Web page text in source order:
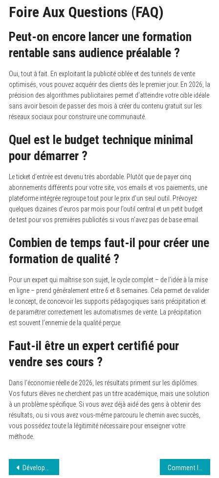
Foire Aux Questions (FAQ)
Peut-on encore lancer une formation
rentable sans audience préalable ?
Oui, tout à fait. En exploitant la publicité ciblée et des tunnels de vente
optimisés, vous pouvez acquérir des clients dès le premier jour. En 2026, la
précision des algorithmes publicitaires permet d’atteindre votre cible idéale
sans avoir besoin de passer des mois à créer du contenu gratuit sur les
réseaux sociaux pour construire une communauté.
Quel est le budget technique minimal
pour démarrer ?
Le ticket d’entrée est devenu très abordable. Plutôt que de payer cinq
abonnements différents pour votre site, vos emails et vos paiements, une
plateforme intégrée regroupe tout pour le prix d’un seul outil. Prévoyez
quelques dizaines d’euros par mois pour l’outil central et un petit budget
de test pour vos premières publicités si vous n’avez pas de base email.
Combien de temps faut-il pour créer une
formation de qualité ?
Pour un expert qui maîtrise son sujet, le cycle complet – de l’idée à la mise
en ligne – prend généralement entre 6 et 8 semaines. Cela permet de valider
le concept, de concevoir les supports pédagogiques sans précipitation et
de paramétrer correctement les automatismes de vente. La précipitation
est souvent l’ennemie de la qualité perçue.
Faut-il être un expert certifié pour
vendre ses cours ?
Dans l’économie réelle de 2026, les résultats priment sur les diplômes.
Vos futurs élèves ne cherchent pas un titre académique, mais une solution
à un problème spécifique. Si vous avez déjà aidé des gens à obtenir des
résultats, ou si vous avez vous-même parcouru le chemin avec succès,
vous possédez toute la légitimité nécessaire pour enseigner votre
méthode.
Navigation
Développement web : erreurs à éviter absolument